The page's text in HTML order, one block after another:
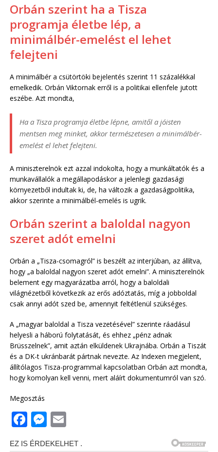
Orbán szerint ha a Tisza
programja életbe lép, a
minimálbér-emelést el lehet
felejteni
A minimálbér a csütörtöki bejelentés szerint 11 százalékkal
emelkedik. Orbán Viktornak erről is a politikai ellenfele jutott
eszébe. Azt mondta,
Ha a Tisza programja életbe lépne, amitől a jóisten
mentsen meg minket, akkor természetesen a minimálbér-
emelést el lehet felejteni.
A miniszterelnök ezt azzal indokolta, hogy a munkáltatók és a
munkavállalók a megállapodáskor a jelenlegi gazdasági
környezetből indultak ki, de, ha változik a gazdaságpolitika,
akkor szerinte a minimálbél-emelés is ugrik.
Orbán szerint a baloldal nagyon
szeret adót emelni
Orbán a „Tisza-csomagról” is beszélt az interjúban, az állítva,
hogy „a baloldal nagyon szeret adót emelni”. A miniszterelnök
belement egy magyarázatba arról, hogy a baloldali
világnézetből következik az erős adóztatás, míg a jobboldal
csak annyi adót szed be, amennyit feltétlenül szükséges.
A „magyar baloldal a Tisza vezetésével” szerinte ráadásul
helyesli a háború folytatását, és ehhez „pénz adnak
Brüsszelnek”, amit aztán elküldenek Ukrajnába. Orbán a Tiszát
és a DK-t ukránbarát pártnak nevezte. Az Indexen megjelent,
állítólagos Tisza-programmal kapcsolatban Orbán azt mondta,
hogy komolyan kell venni, mert aláírt dokumentumról van szó.
Megosztás
F
a
M